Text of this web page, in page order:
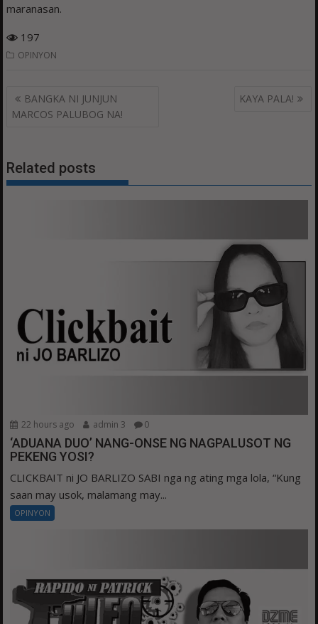
maranasan.
197
OPINYON
Post
navigation
BANGKA NI JUNJUN
MARCOS PALUBOG NA!
KAYA PALA!
Related posts
22 hours ago admin 3 0
‘ADUANA DUO’ NANG-ONSE NG NAGPALUSOT NG
PEKENG YOSI?
CLICKBAIT ni JO BARLIZO SABI nga ng ating mga lola, “Kung
saan may usok, malamang may...
OPINYON